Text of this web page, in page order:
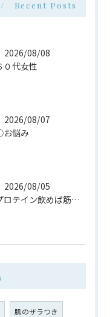
Recent Posts
2026/08/08
０代女性
2026/08/07
悩み
2026/08/05
プロテイン飲めば筋肉付く は大間違い
肌のザラつき